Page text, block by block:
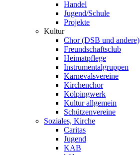
Handel
Jugend/Schule
Projekte
Kultur
Chor (DSB und andere)
Freundschaftsclub
Heimatpflege
Instrumentalgruppen
Karnevalsvereine
Kirchenchor
Kolpingwerk
Kultur allgemein
Schützenvereine
Soziales, Kirche
Caritas
Jugend
KAB